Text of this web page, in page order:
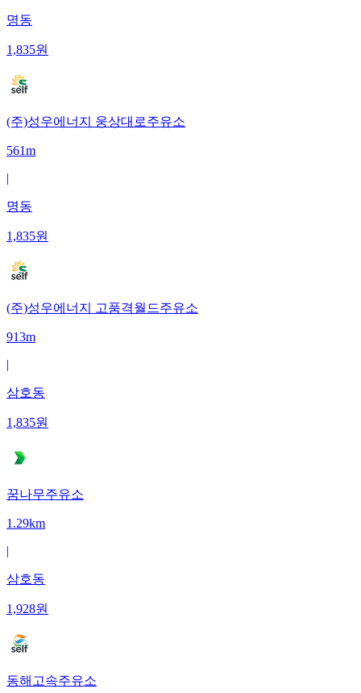
명동
1,835원
(주)성우에너지 웅상대로주유소
561m
|
명동
1,835원
(주)성우에너지 고품격월드주유소
913m
|
삼호동
1,835원
꿈나무주유소
1.29km
|
삼호동
1,928원
동해고속주유소